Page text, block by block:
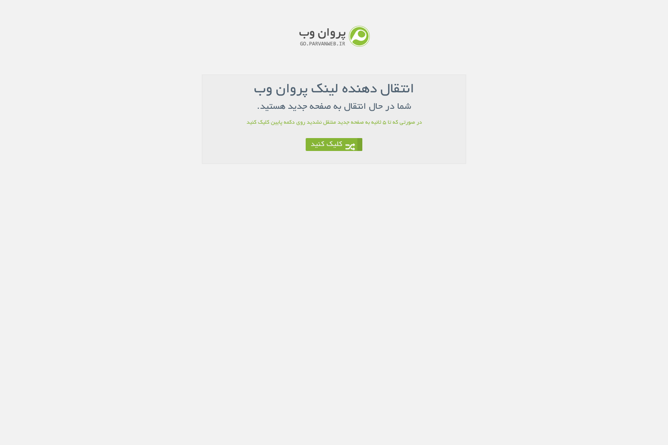
انتقال دهنده لینک پروان وب
شما در حال انتقال به صفحه جدید هستید.
در صورتی که تا 5 ثانیه به صفحه جدید منتقل نشدید روی دکمه پایین کلیک کنید
کلیک کنید